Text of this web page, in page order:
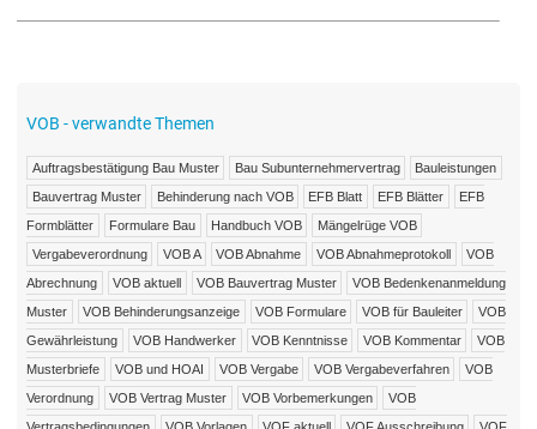
VOB - verwandte Themen
Auftragsbestätigung Bau Muster Bau Subunternehmervertrag
Bauleistungen
Bauvertrag Muster
Behinderung nach VOB EFB Blatt EFB Blätter
EFB
Formblätter
Formulare Bau Handbuch VOB
Mängelrüge VOB
Vergabeverordnung
VOB A VOB Abnahme VOB Abnahmeprotokoll
VOB
Abrechnung
VOB aktuell VOB Bauvertrag Muster
VOB Bedenkenanmeldung
Muster
VOB Behinderungsanzeige VOB Formulare VOB für Bauleiter
VOB
Gewährleistung
VOB Handwerker VOB Kenntnisse VOB Kommentar
VOB
Musterbriefe
VOB und HOAI VOB Vergabe VOB Vergabeverfahren
VOB
Verordnung
VOB Vertrag Muster VOB Vorbemerkungen
VOB